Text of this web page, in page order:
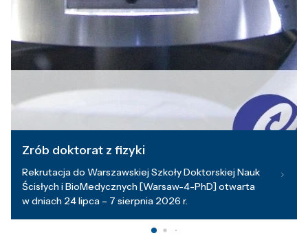
Zrób doktorat z fizyki
Rekrutacja do Warszawskiej Szkoły Doktorskiej Nauk
Ścisłych i BioMedycznych [Warsaw-4-PhD] otwarta
w dniach 24 lipca – 7 sierpnia 2026 r.